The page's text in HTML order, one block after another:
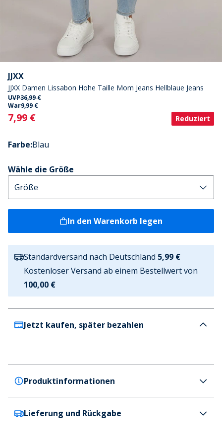
JJXX
JJXX Damen Lissabon Hohe Taille Mom Jeans Hellblaue Jeans
UVP36,99 €
War9,99 €
Current
7,99 € Reduziert
Farbe:Blau
Wähle die Größe
In den Warenkorb legen
Standardversand nach Deutschland 5,99 €
Kostenloser Versand ab einem Bestellwert von
100,00 €
Jetzt kaufen, später bezahlen
Produktinformationen
JJXXLieferung und Rückgabe